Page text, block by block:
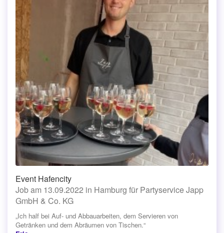
Event Hafencity
Job am 13.09.2022 in Hamburg für Partyservice Japp
GmbH & Co. KG
„Ich half bei Auf- und Abbauarbeiten, dem Servieren von
Getränken und dem Abräumen von Tischen.“